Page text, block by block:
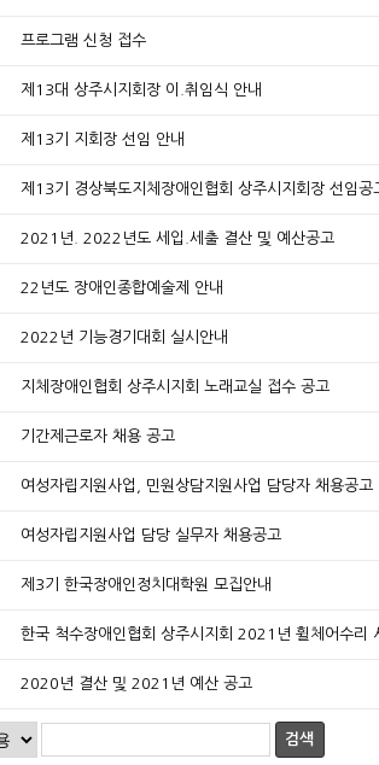
프로그램 신청 접수
제13대 상주시지회장 이.취임식 안내
제13기 지회장 선임 안내
제13기 경상북도지체장애인협회 상주시지회장 선임공
2021년. 2022년도 세입.세출 결산 및 예산공고
22년도 장애인종합예술제 안내
2022년 기능경기대회 실시안내
지체장애인협회 상주시지회 노래교실 접수 공고
기간제근로자 채용 공고
여성자립지원사업, 민원상담지원사업 담당자 채용공고
여성자립지원사업 담당 실무자 채용공고
제3기 한국장애인정치대학원 모집안내
한국 척수장애인협회 상주시지회 2021년 휠체어수리
2020년 결산 및 2021년 예산 공고
검색